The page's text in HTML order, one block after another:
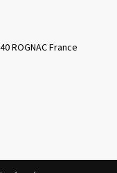
ROGNAC France